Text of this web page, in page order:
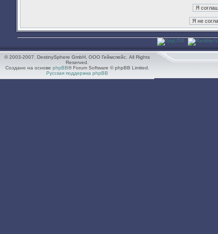
© 2003-2007. DestinySphere GmbH, ООО Геймспейс. All Rights
Reserved.
Создано на основе phpBB® Forum Software © phpBB Limited.
Русская поддержка phpBB